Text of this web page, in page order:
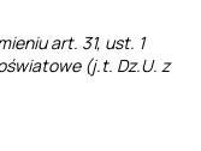
art. 31, ust. 1
(j.t. Dz.U. z